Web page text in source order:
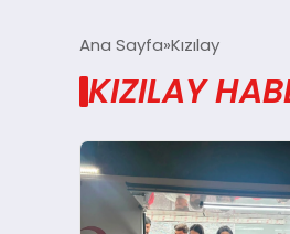
Ana Sayfa Kızılay
KIZILAY